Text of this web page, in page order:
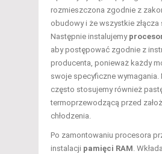
rozmieszczona zgodnie z
obudowy i że wszystkie złącza
Następnie instalujemy
aby postępować zgodnie z
producenta, ponieważ każdy
swoje specyficzne wymagania.
często stosujemy również
termoprzewodzącą przed
chłodzenia.
Po zamontowaniu procesora
instalacji pamięci RAM .